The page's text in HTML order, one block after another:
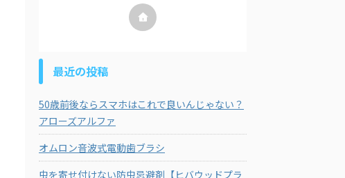
最近の投稿
50歳前後ならスマホはこれで良いんじゃない？
アローズアルファ
オムロン音波式電動歯ブラシ
虫を寄せ付けない防虫忌避剤【ヒバウッドプラ